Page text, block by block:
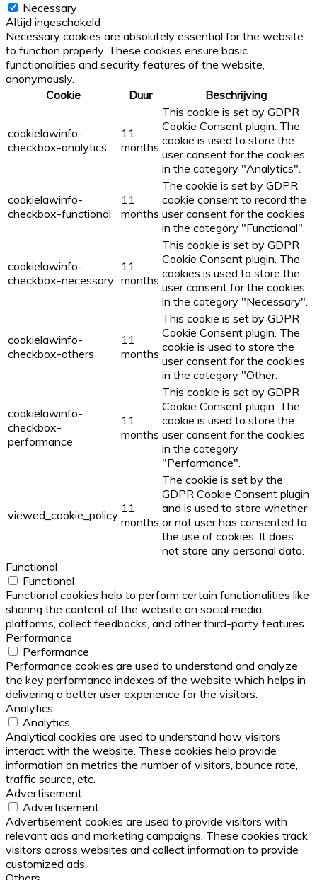
Necessary
Altijd ingeschakeld
Necessary cookies are absolutely essential for the website
to function properly. These cookies ensure basic
functionalities and security features of the website,
anonymously.
Cookie
Duur Beschrijving
cookielawinfo-
checkbox-analytics
11
months
This cookie is set by GDPR
Cookie Consent plugin. The
cookie is used to store the
user consent for the cookies
in the category "Analytics".
cookielawinfo-
checkbox-functional
11
months
The cookie is set by GDPR
cookie consent to record the
user consent for the cookies
in the category "Functional".
cookielawinfo-
checkbox-necessary
11
months
This cookie is set by GDPR
Cookie Consent plugin. The
cookies is used to store the
user consent for the cookies
in the category "Necessary".
cookielawinfo-
checkbox-others
11
months
This cookie is set by GDPR
Cookie Consent plugin. The
cookie is used to store the
user consent for the cookies
in the category "Other.
cookielawinfo-
checkbox-
performance
11
months
This cookie is set by GDPR
Cookie Consent plugin. The
cookie is used to store the
user consent for the cookies
in the category
"Performance".
viewed_cookie_policy 11
months
The cookie is set by the
GDPR Cookie Consent plugin
and is used to store whether
or not user has consented to
the use of cookies. It does
not store any personal data.
Functional
Functional
Functional cookies help to perform certain functionalities like
sharing the content of the website on social media
platforms, collect feedbacks, and other third-party features.
Performance
Performance
Performance cookies are used to understand and analyze
the key performance indexes of the website which helps in
delivering a better user experience for the visitors.
Analytics
Analytics
Analytical cookies are used to understand how visitors
interact with the website. These cookies help provide
information on metrics the number of visitors, bounce rate,
traffic source, etc.
Advertisement
Advertisement
Advertisement cookies are used to provide visitors with
relevant ads and marketing campaigns. These cookies track
visitors across websites and collect information to provide
customized ads.